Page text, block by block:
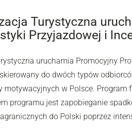
Turystyczna
Przyjazdowej i
uruchamia Promocyjny
do dwóch typów
motywacyjnych w Polsce.
programu jest zapobieganie
do Polski poprzez